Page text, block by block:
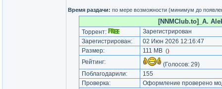
Время раздачи: по мере возможности (минимум до
[NNMClub.to]_A.
Торрент:
Зарегистрирован
Зарегистрирован:
02 Июн 2026 12:16:47
Размер:
111 MB ()
Рейтинг: (Голосов: 29)
Поблагодарили:
155
Проверка:
Оформление проверено